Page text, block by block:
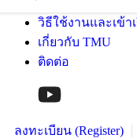
วิธีใช้งานและเข้า
เกี่ยวกับ TMU
ติดต่อ
ลงทะเบียน (Register)